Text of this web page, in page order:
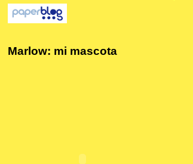
Marlow: mi mascota